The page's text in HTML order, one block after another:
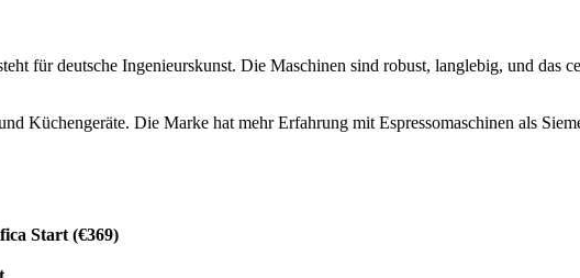
für deutsche Ingenieurskunst. Die Maschinen sind robust, langlebig, und
Küchengeräte. Die Marke hat mehr Erfahrung mit Espressomaschinen als
Start (€369)